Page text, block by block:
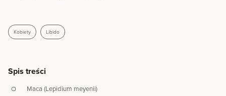
Kobiety Libido
Spis treści
Maca (Lepidium meyenii)